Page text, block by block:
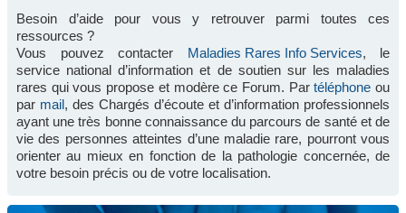
Besoin d’aide pour vous y retrouver parmi toutes ces
ressources ?
Vous pouvez contacter Maladies Rares Info Services, le
service national d’information et de soutien sur les maladies
rares qui vous propose et modère ce Forum. Partéléphone ou
par mail, des Chargés d’écoute et d’information professionnels
ayant une très bonne connaissance du parcours de santé et de
vie des personnes atteintes d’une maladie rare, pourront vous
orienter au mieux en fonction de la pathologie concernée, de
votre besoin précis ou de votre localisation.